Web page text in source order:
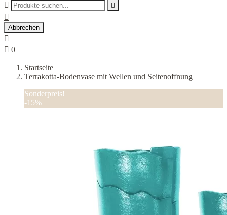
 

Abbrechen

 0
Startseite
Terrakotta-Bodenvase mit Wellen und Seitenoffnung
Sonderpreis!
-15%